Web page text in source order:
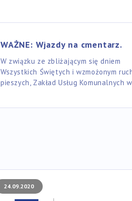
WAŻNE: Wjazdy na cmentarz.
W związku ze zbliżającym się dniem
Wszystkich Świętych i wzmożonym
pieszych, Zakład Usług Komunalnych
24.09.2020